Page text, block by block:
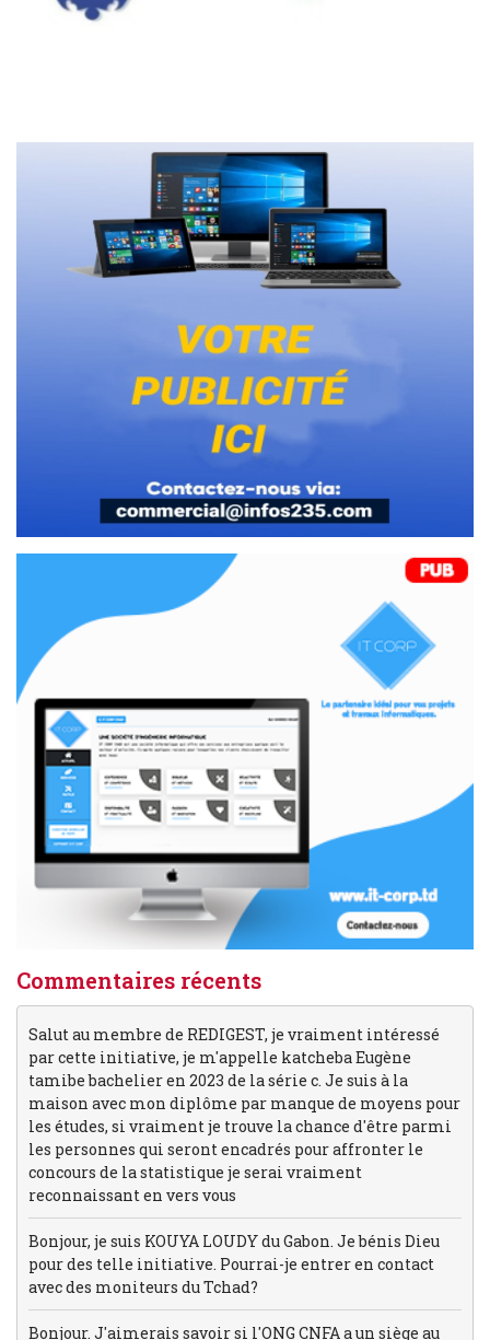
Commentaires récents
Salut au membre de REDIGEST, je vraiment intéressé
par cette initiative, je m'appelle katcheba Eugène
tamibe bachelier en 2023 de la série c. Je suis à la
maison avec mon diplôme par manque de moyens pour
les études, si vraiment je trouve la chance d'être parmi
les personnes qui seront encadrés pour affronter le
concours de la statistique je serai vraiment
reconnaissant en vers vous
Bonjour, je suis KOUYA LOUDY du Gabon. Je bénis Dieu
pour des telle initiative. Pourrai-je entrer en contact
avec des moniteurs du Tchad?
Bonjour. J'aimerais savoir si l'ONG CNFA a un siège au